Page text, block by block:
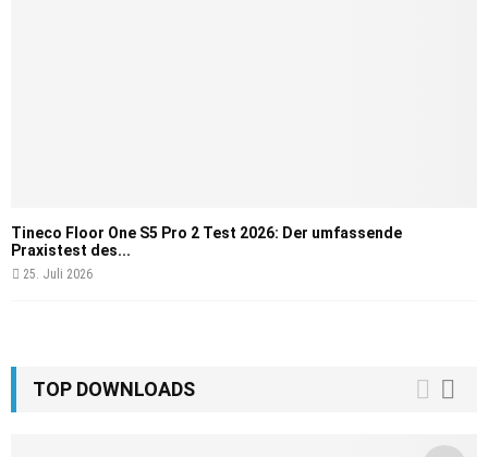
Tineco Floor One S5 Pro 2 Test 2026: Der umfassende
Praxistest des...
25. Juli 2026
TOP DOWNLOADS